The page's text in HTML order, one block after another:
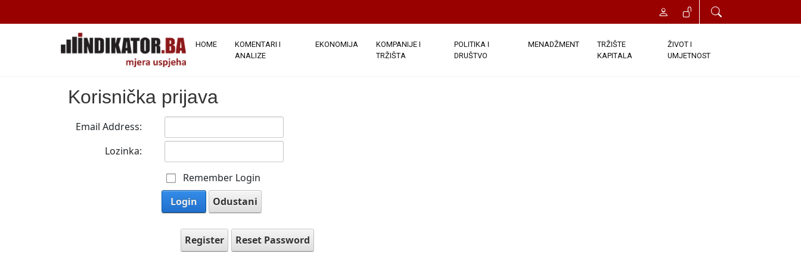
HOME
KOMENTARI I
ANALIZE
EKONOMIJA
KOMPANIJE I
TRŽIŠTA
POLITIKA I
DRUŠTVO
MENADŽMENT
TRŽIŠTE
KAPITALA
ŽIVOT I
UMJETNOST
Korisnička prijava
Email Address:
Lozinka:
Remember Login
Login
Odustani
Register Reset Password